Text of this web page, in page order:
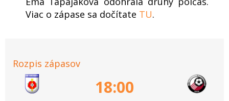
Viac o zápase sa dočítate TU.
Rozpis zápasov
18:00